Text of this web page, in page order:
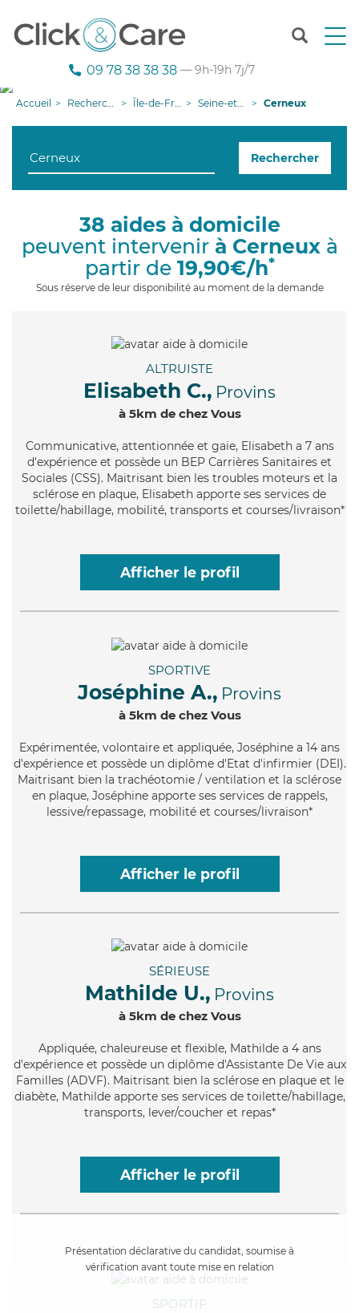
T
n
g
i
09 78 38 38 38 — 9h-19h 7j/7
Accueil Recherche aide à domicile Île-de-France Seine-et-Marne Cerneux
Rechercher
38 aides à domicile
peuvent intervenir à Cerneuxà
partir de 19,90€/h*
Sous réserve de leur disponibilité au moment de la demande
ALTRUISTE
Elisabeth C., Provins
à 5km de chez Vous
Communicative, attentionnée et gaie, Elisabeth a 7 ans
d'expérience et possède un BEP Carrières Sanitaires et
Sociales (CSS). Maitrisant bien les troubles moteurs et la
sclérose en plaque, Elisabeth apporte ses services de
toilette/habillage, mobilité, transports et courses/livraison*
Afficher le profil
SPORTIVE
Joséphine A., Provins
à 5km de chez Vous
Expérimentée, volontaire et appliquée, Joséphine a 14 ans
d'expérience et possède un diplôme d'Etat d'infirmier (DEI).
Maitrisant bien la trachéotomie / ventilation et la sclérose
en plaque, Joséphine apporte ses services de rappels,
lessive/repassage, mobilité et courses/livraison*
Afficher le profil
SÉRIEUSE
Mathilde U., Provins
à 5km de chez Vous
Appliquée, chaleureuse et flexible, Mathilde a 4 ans
d'expérience et possède un diplôme d'Assistante De Vie aux
Familles (ADVF). Maitrisant bien la sclérose en plaque et le
diabète, Mathilde apporte ses services de toilette/habillage,
transports, lever/coucher et repas*
Afficher le profil
Présentation déclarative du candidat, soumise à
vérification avant toute mise en relation
SPORTIF